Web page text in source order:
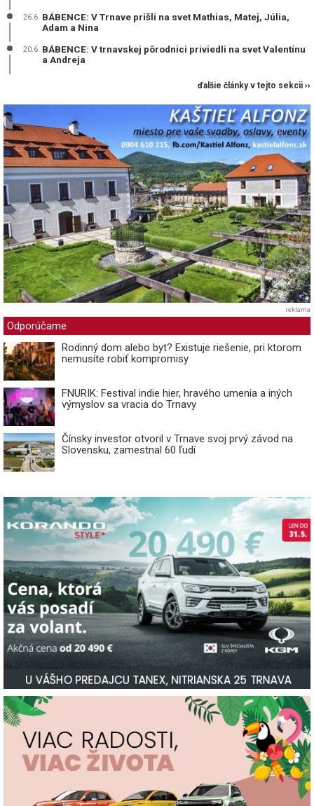
26.6. BÁBENCE: V Trnave prišli na svet Mathias, Matej, Júlia,
Adam a Nina
20.6. BÁBENCE: V trnavskej pôrodnici priviedli na svet Valentínu
a Andreja
ďalšie články v tejto sekcii ››
reklama
Odporúčame
Rodinný dom alebo byt? Existuje riešenie, pri ktorom
nemusíte robiť kompromisy
FNURIK: Festival indie hier, hravého umenia a iných
výmyslov sa vracia do Trnavy
Čínsky investor otvoril v Trnave svoj prvý závod na
Slovensku, zamestnal 60 ľudí